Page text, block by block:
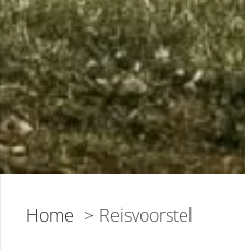
Home Reisvoorstel